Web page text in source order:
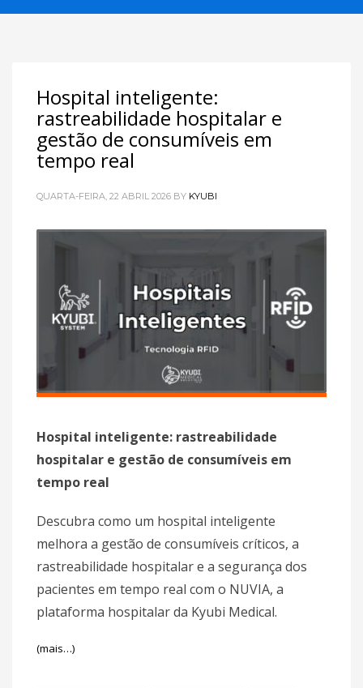
Hospital inteligente:
rastreabilidade hospitalar e
gestão de consumíveis em
tempo real
QUARTA-FEIRA, 22 ABRIL 2026 BY KYUBI
Hospital inteligente: rastreabilidade
hospitalar e gestão de consumíveis em
tempo real
Descubra como um hospital inteligente
melhora a gestão de consumíveis críticos, a
rastreabilidade hospitalar e a segurança dos
pacientes em tempo real com o NUVIA, a
plataforma hospitalar da Kyubi Medical.
(mais…)